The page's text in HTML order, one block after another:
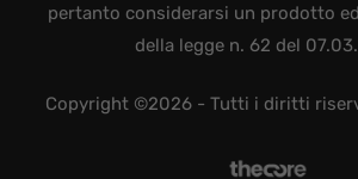
pertanto considerarsi un prodotto
della legge n. 62 del
Copyright ©2026 - Tutti i diritti